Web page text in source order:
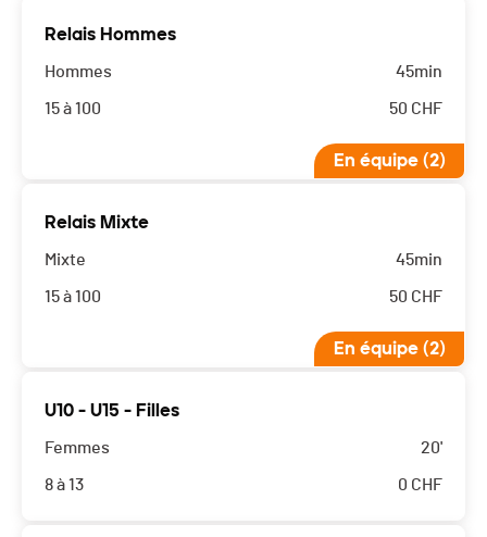
Relais Hommes
Hommes
15 à 100
45min
50 CHF
En équipe (2)
Relais Mixte
Mixte
15 à 100
45min
50 CHF
En équipe (2)
U10 - U15 - Filles
Femmes
8 à 13
20'
0 CHF